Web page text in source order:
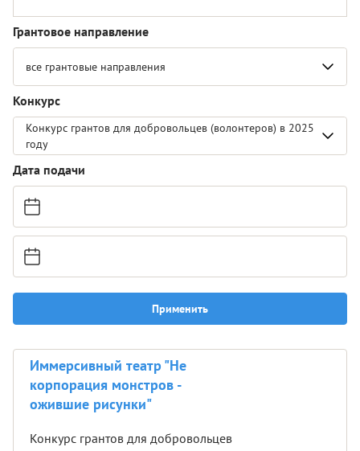
Грантовое направление
все грантовые направления
Конкурс
Конкурс грантов для добровольцев (волонтеров) в 2025
году
Дата подачи
Применить
Иммерсивный театр "Не
корпорация монстров -
ожившие рисунки"
Конкурс грантов для добровольцев